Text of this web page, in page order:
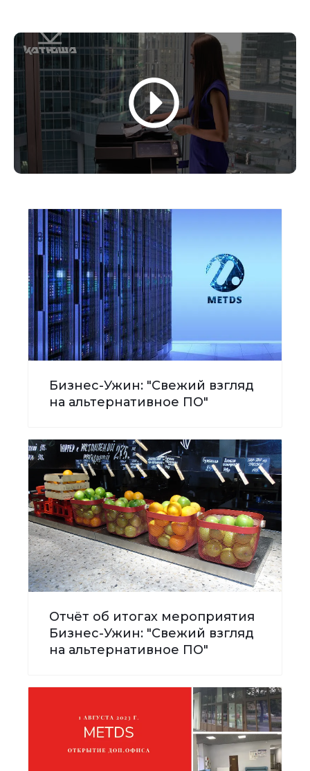
Бизнес-Ужин: "Свежий взгляд
на альтернативное ПО"
Отчёт об итогах мероприятия
Бизнес-Ужин: "Свежий взгляд
на альтернативное ПО"